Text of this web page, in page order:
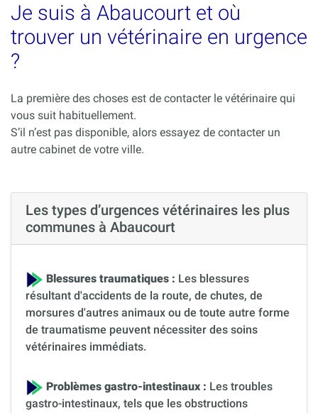
Je suis à Abaucourt et où
trouver un vétérinaire en urgence
?
La première des choses est de contacter le vétérinaire qui
vous suit habituellement.
S’il n’est pas disponible, alors essayez de contacter un
autre cabinet de votre ville.
Les types d’urgences vétérinaires les plus
communes à Abaucourt
Blessures traumatiques : Les blessures
résultant d'accidents de la route, de chutes, de
morsures d'autres animaux ou de toute autre forme
de traumatisme peuvent nécessiter des soins
vétérinaires immédiats.
Problèmes gastro-intestinaux : Les troubles
gastro-intestinaux, tels que les obstructions